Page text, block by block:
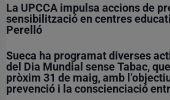
La UPCCA impulsa accions de
sensibilització en centres
Perelló
Sueca ha programat diverses
del Dia Mundial sense Tabac,
pròxim 31 de maig, amb
prevenció i la conscienciació